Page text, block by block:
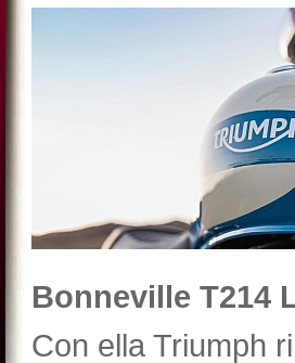
Bonneville T214
Con ella Triumph